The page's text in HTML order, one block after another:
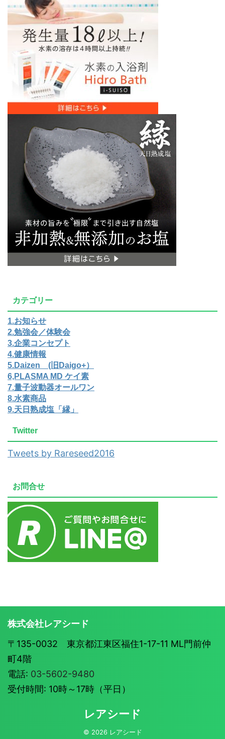
カテゴリー
1.お知らせ
2.勉強会／体験会
3.企業コンセプト
4.健康情報
5.Daizen (旧Daigo+）
6,PLASMA MD ケイ素
7.量子波動器オールワン
8.水素商品
9.天日熟成塩「縁」
Twitter
Tweets by Rareseed2016
お問合せ
株式会社レアシード
〒135-0032 東京都江東区福住1-17-11 ML門前仲
町4階
電話: 03-5602-9480
受付時間: 10時～17時（平日）
レアシード
© 2026 レアシード